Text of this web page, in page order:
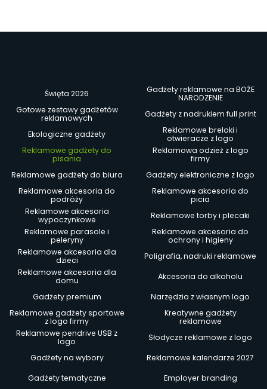
Święta 2026
Gadżety reklamowe na BOŻE
NARODZENIE
Gotowe zestawy gadżetów
reklamowych
Gadżety z nadrukiem full print
Ekologiczne gadżety
Reklamowe breloki i
otwieracze z logo
Reklamowe gadżety do
pisania
Reklamowa odzież z logo
firmy
Reklamowe gadżety do biura
Gadżety elektroniczne z logo
Reklamowe akcesoria do
podróży
Reklamowe akcesoria do
picia
Reklamowe akcesoria
wypoczynkowe
Reklamowe torby i plecaki
Reklamowe parasole i
peleryny
Reklamowe akcesoria do
ochrony i higieny
Reklamowe akcesoria dla
dzieci
Poligrafia, nadruki reklamowe
Reklamowe akcesoria dla
domu
Akcesoria do alkoholu
Gadżety premium
Narzędzia z własnym logo
Reklamowe gadżety sportowe
z logo firmy
Kreatywne gadżety
reklamowe
Reklamowe pendrive USB z
logo
Słodycze reklamowe z logo
Gadżety na wybory
Reklamowe kalendarze 2027
Gadżety tematyczne
Employer branding